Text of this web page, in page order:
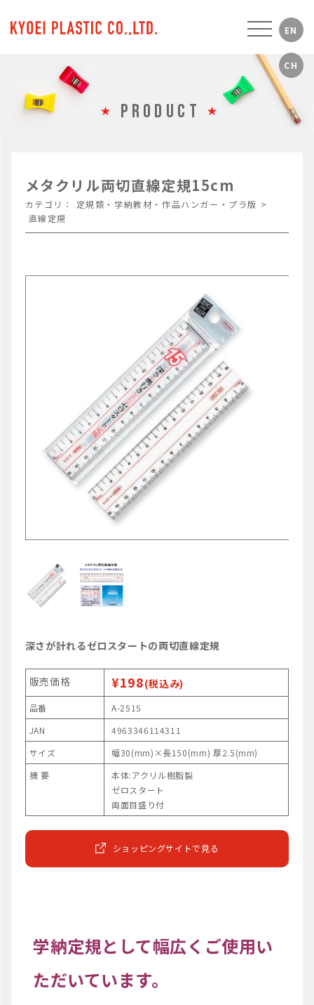
PRODUCT
メタクリル両切直線定規15cm
カテゴリ： 定規類・学納教材・作品ハンガー・プラ版 >
直線定規
深さが計れるゼロスタートの両切直線定規
販売価格 ¥198(税込み)
品番
A-2515
JAN
4963346114311
サイズ
幅30(mm)×長150(mm) 厚2.5(mm)
摘 要
本体:アクリル樹脂製
ゼロスタート
両面目盛り付
ショッピングサイトで見る
学納定規として幅広くご使用い
ただいています。